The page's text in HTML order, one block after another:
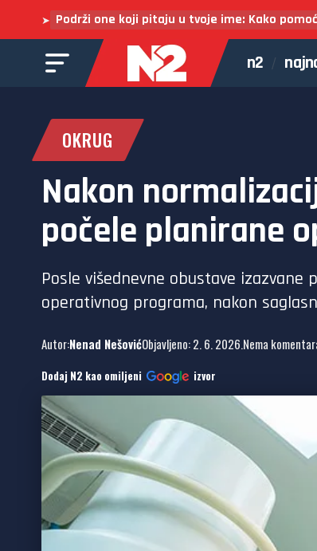
➤ Podrži one koji pitaju u tvoje ime: Kako
n2
OKRUG
Nakon
počele planirane
Posle višednevne obustave
operativnog programa, nakon
Autor:Nenad NešovićObjavljeno: 2. 6. 2026.Nema
Dodaj N2 kao omiljeni izvor